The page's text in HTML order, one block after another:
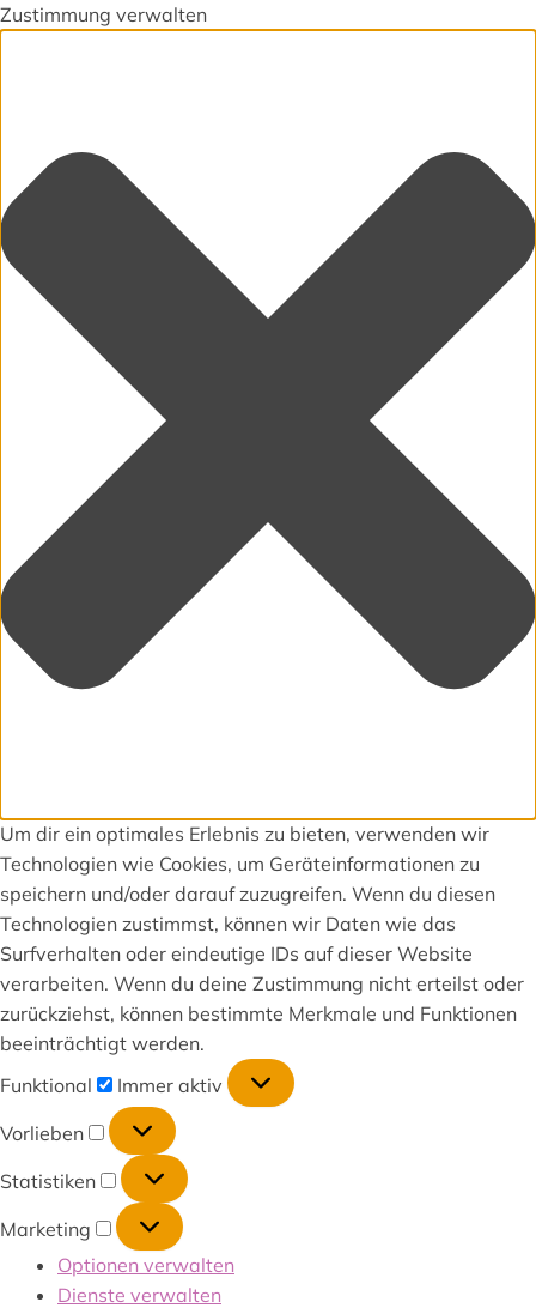
Zustimmung verwalten
Um dir ein optimales Erlebnis zu bieten, verwenden wir
Technologien wie Cookies, um Geräteinformationen zu
speichern und/oder darauf zuzugreifen. Wenn du diesen
Technologien zustimmst, können wir Daten wie das
Surfverhalten oder eindeutige IDs auf dieser Website
verarbeiten. Wenn du deine Zustimmung nicht erteilst oder
zurückziehst, können bestimmte Merkmale und Funktionen
beeinträchtigt werden.
Funktional
Immer aktiv
Vorlieben
Statistiken
Marketing
Optionen verwalten
Dienste verwalten